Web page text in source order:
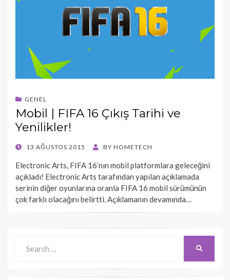
GENEL
Mobil | FIFA 16 Çıkış Tarihi ve
Yenilikler!
POSTED
13 AĞUSTOS 2015 BY HOMETECH
Electronic Arts, FIFA 16’nın mobil platformlara geleceğini
açıkladı! Electronic Arts tarafından yapılan açıklamada
serinin diğer oyunlarına oranla FIFA 16 mobil sürümünün
çok farklı olacağını belirtti. Açıklamanın devamında…
for: